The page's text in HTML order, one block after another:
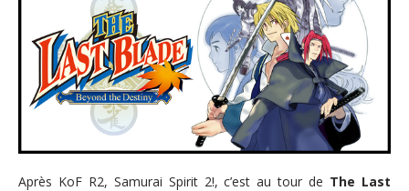
Après KoF R2, Samurai Spirit 2!, c’est au tour de The Last